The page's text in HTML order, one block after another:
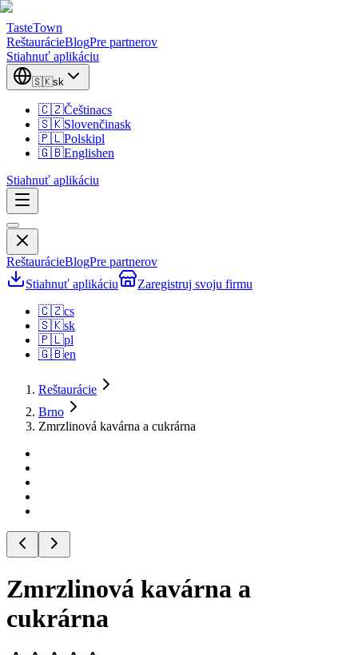
TasteTown
ReštaurácieBlogPre partnerov
Stiahnuť aplikáciu
🇸🇰sk
🇨🇿Češtinacs
🇸🇰Slovenčinask
🇵🇱Polskipl
🇬🇧Englishen
Stiahnuť aplikáciu
ReštaurácieBlogPre partnerov
Stiahnuť aplikáciu
Zaregistruj svoju firmu
🇨🇿cs
🇸🇰sk
🇵🇱pl
🇬🇧en
Reštaurácie
Brno
Zmrzlinová kavárna a cukrárna
Zmrzlinová kavárna a
cukrárna